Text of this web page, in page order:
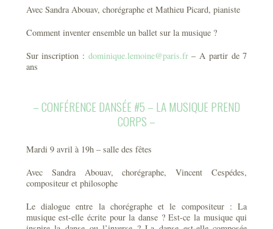
Avec Sandra Abouav, chorégraphe et Mathieu Picard, pianiste
Comment inventer ensemble un ballet sur la musique ?
Sur inscription : dominique.lemoine@paris.fr– A partir de 7
ans
– CONFÉRENCE DANSÉE #5 – LA MUSIQUE PREND
CORPS –
Mardi 9 avril à 19h – salle des fêtes
Avec Sandra Abouav, chorégraphe, Vincent Cespédes,
compositeur et philosophe
Le dialogue entre la chorégraphe et le compositeur : La
musique est-elle écrite pour la danse ? Est-ce la musique qui